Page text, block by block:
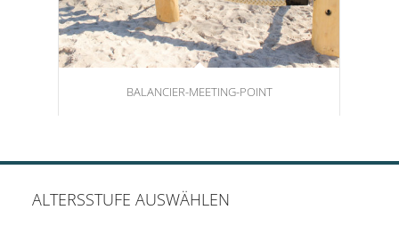
BALANCIER-MEETING-POINT
ALTERSSTUFE AUSWÄHLEN